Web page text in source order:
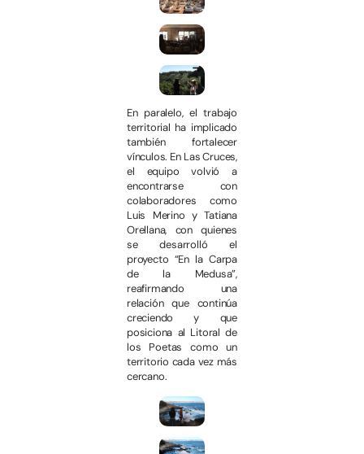
En paralelo, el trabajo
territorial ha implicado
también fortalecer
vínculos. En Las Cruces,
el equipo volvió a
encontrarse con
colaboradores como
Luis Merino y Tatiana
Orellana, con quienes
se desarrolló el
proyecto “En la Carpa
de la Medusa”,
reafirmando una
relación que continúa
creciendo y que
posiciona al Litoral de
los Poetas como un
territorio cada vez más
cercano.